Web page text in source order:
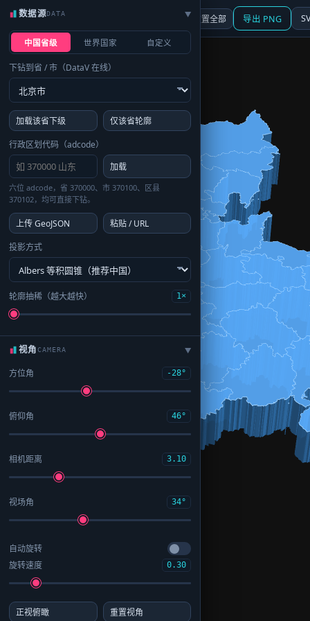
☰ 面板 地图 重置全部 导出 PNG
数据源DATA ▶
中国省级 世界国家 自定义
下钻到省 / 市（DataV 在线）
加载该省下级
仅该省轮廓
行政区划代码（adcode）
加载
六位 adcode，省 370000、市 370100、区县
370102，均可直接下钻。
上传 GeoJSON
粘贴 / URL
投影方式
轮廓抽稀（越大越快） 1×
视角CAMERA ▶
方位角 -28°
俯仰角 46°
相机距离 3.10
视场角 34°
自动旋转
旋转速度
0.30
正视俯瞰 重置视角